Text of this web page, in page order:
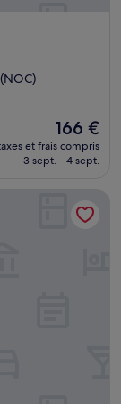
Le
nouveau
prix
de
166 €
166 €
et frais compris
3 sept. - 4 sept.